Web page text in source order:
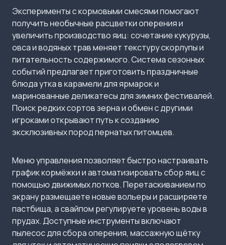
Эксперименты с кормовыми смесями помогают
получить необычные расцветки оперения и
увеличить производство яиц: сочетание кукурузы,
овса и водяных трав меняет текстуру скорлупы и
питательность содержимого. Система сезонных
событий предлагает приготовить праздничные
блюда утка в карамели для ярмарок и
маринованные деликатесы для зимних фестивалей.
Поиск редких сортов зерна и обмен с другими
игроками открывают путь к созданию
эксклюзивных пород пернатых питомцев.
Меню управления позволяет быстро настраивать
график кормёжки и автоматизировать сбор яиц с
помощью движимых лотков. Перетаскиванием по
экрану размещаете новые вольеры и расширяете
пастбища, а свайпом регулируете уровень воды в
прудах. Доступные инструменты включают
пылесос для сбора оперения, массажную щётку